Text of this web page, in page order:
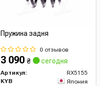
Пружина задня
0 отзывов
3 090 ₴ сегодня
Артикул:
RX5155
KYB
Япония